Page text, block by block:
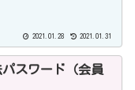
2021.01.28 2021.01.31
スワード（会員